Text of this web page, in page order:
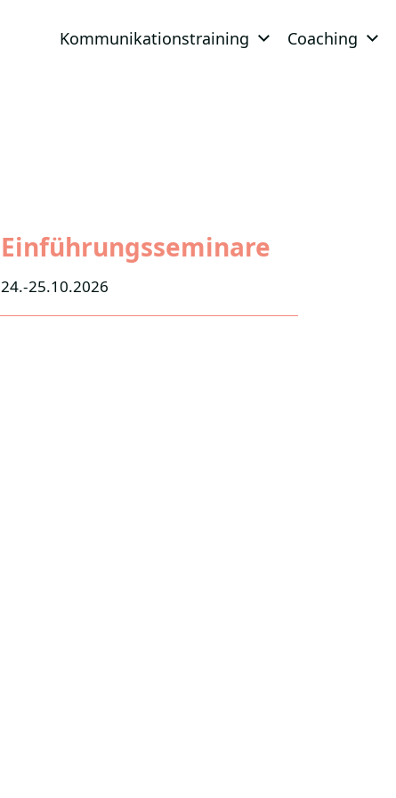
Kommunikationstraining Coaching
Einführungsseminare
24.-25.10.2026